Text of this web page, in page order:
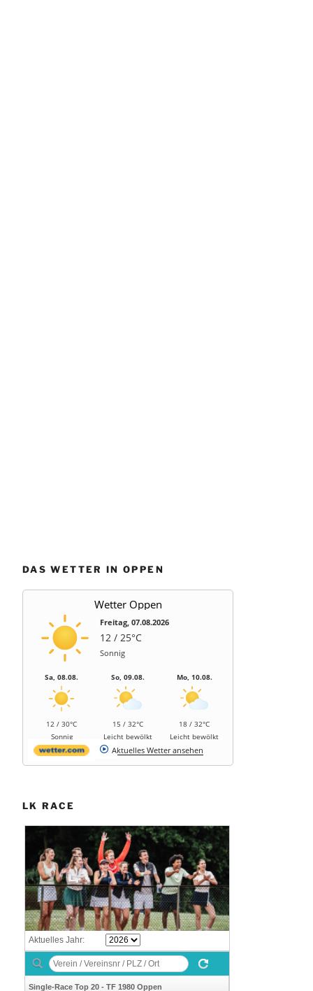
DAS WETTER IN OPPEN
Wetter Oppen
Freitag, 07.08.2026
12 / 25°C
Sonnig
Sa, 08.08.
12 / 30°C
Sonnig
So, 09.08.
15 / 32°C
Leicht bewölkt
Mo, 10.08.
18 / 32°C
Leicht bewölkt
Aktuelles Wetter ansehen
LK RACE